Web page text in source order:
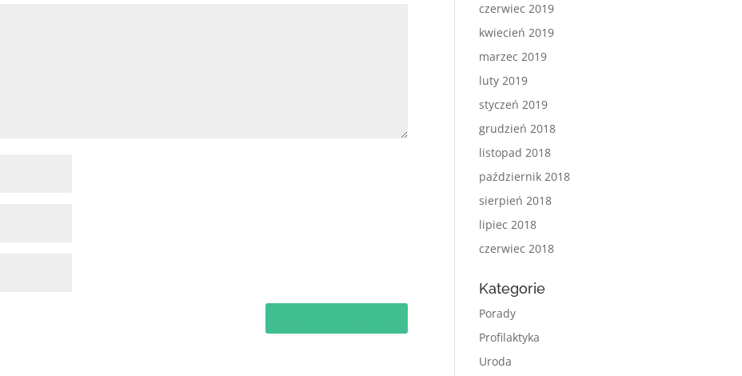
czerwiec 2019
kwiecień 2019
marzec 2019
luty 2019
styczeń 2019
grudzień 2018
listopad 2018
październik 2018
sierpień 2018
lipiec 2018
czerwiec 2018
Kategorie
Porady
Profilaktyka
Uroda